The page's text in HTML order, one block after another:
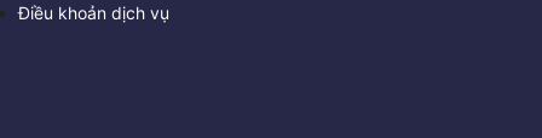
Điều khoản dịch vụ